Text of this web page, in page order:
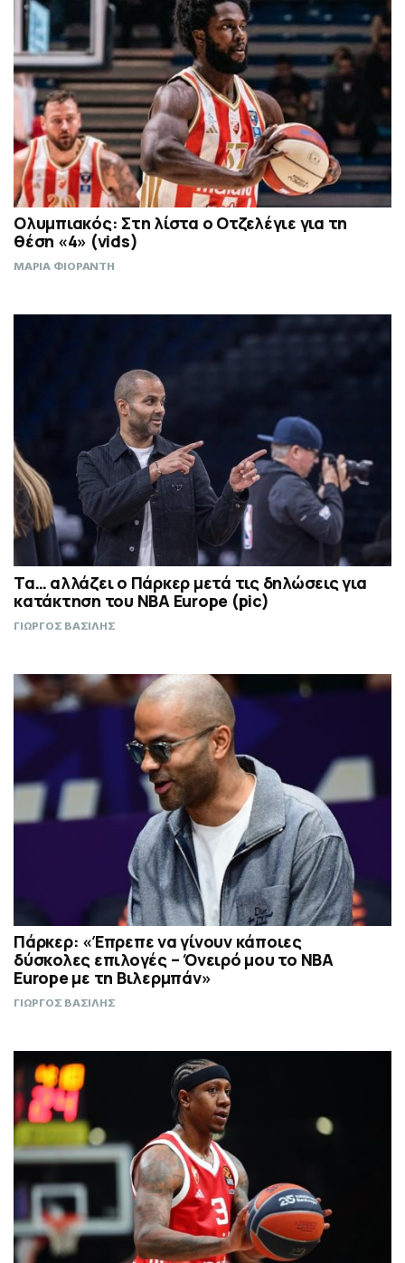
Ολυμπιακός: Στη λίστα ο Οτζελέγιε για τη
θέση «4» (vids)
ΜΑΡΙΑ ΦΙΟΡΑΝΤΗ
Τα… αλλάζει ο Πάρκερ μετά τις δηλώσεις για
κατάκτηση του ΝΒΑ Europe (pic)
ΓΙΩΡΓΟΣ ΒΑΣΙΛΗΣ
Πάρκερ: «Έπρεπε να γίνουν κάποιες
δύσκολες επιλογές – Όνειρό μου το NBA
Europe με τη Βιλερμπάν»
ΓΙΩΡΓΟΣ ΒΑΣΙΛΗΣ